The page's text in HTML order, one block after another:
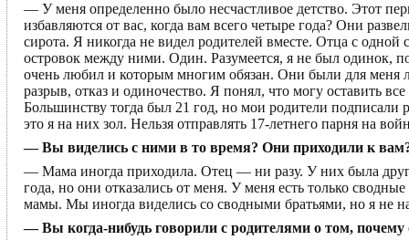
— У меня определенно было несчастливое детство. Этот
избавляются от вас, когда вам всего четыре года? Они
сирота. Я никогда не видел родителей вместе. Отца с
островок между ними. Один. Разумеется, я не был одинок,
очень любил и которым многим обязан. Они были для
разрыв, отказ и одиночество. Я понял, что могу оставить
Большинству тогда был 21 год, но мои родители подписали
это я на них зол. Нельзя отправлять 17-летнего парня на
— Вы виделись с ними в то время? Они приходили к
— Мама иногда приходила. Отец — ни разу. У них была
года, но они отказались от меня. У меня есть только
мамы. Мы иногда виделись со сводными братьями, но я не
— Вы когда-нибудь говорили с родителями о том, почему